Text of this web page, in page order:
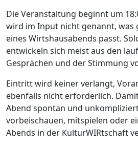
Die Veranstaltung beginnt um
wird im Input nicht genannt, was
eines Wirtshausabends passt.
entwickeln sich meist aus den
Gesprächen und der Stimmung
Eintritt wird keiner verlangt,
ebenfalls nicht erforderlich.
Abend spontan und
vorbeischauen, mitspielen oder
Abends in der KulturWIRtschaft